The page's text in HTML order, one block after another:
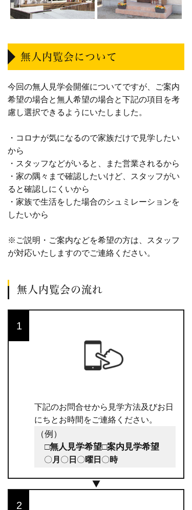
無人内覧会について
今回の無人見学会開催についてですが、ご案内
希望の場合と無人希望の場合と下記の項目を考
慮し選択できるようにいたしました。
・コロナが気になるので家族だけで見学したい
から
・スタッフなどがいると、また営業されるから
・家の隅々まで確認したいけど、スタッフがい
ると確認しにくいから
・家族で生活をした場合のシュミレーションを
したいから
※ご説明・ご案内などを希望の方は、スタッフ
が対応いたしますのでご連絡ください。
無人内覧会の流れ
下記のお問合せから見学方法及びお日
にちとお時間をご連絡ください。
（例）
□無人見学希望□案内見学希望
〇月 〇 日 〇曜日 〇時